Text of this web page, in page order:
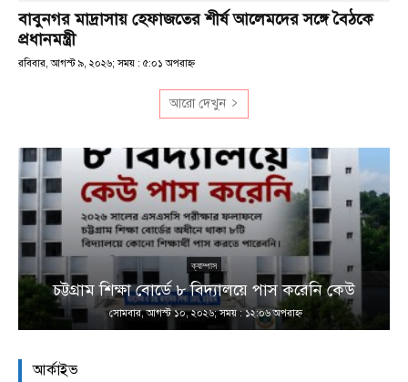
বাবুনগর মাদ্রাসায় হেফাজতের শীর্ষ আলেমদের সঙ্গে বৈঠকে
প্রধানমন্ত্রী
রবিবার, আগস্ট ৯, ২০২৬; সময় : ৫:০১ অপরাহ্ণ
আরো দেখুন
ক্যাম্পাস
চট্টগ্রাম শিক্ষা বোর্ডে ৮ বিদ্যালয়ে পাস করেনি কেউ
সোমবার, আগস্ট ১০, ২০২৬; সময় : ১২:০৬ অপরাহ্ণ
আর্কাইভ